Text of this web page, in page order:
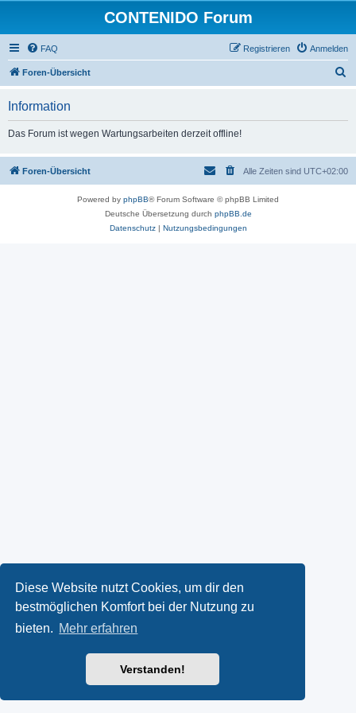
Diese Website nutzt Cookies, um dir den
bestmöglichen Komfort bei der Nutzung zu
bieten. Mehr erfahren
Verstanden!
CONTENIDO Forum
FAQ Anmelden
Registrieren
Foren-Übersicht
Information
Das Forum ist wegen Wartungsarbeiten derzeit offline!
Foren-Übersicht Alle Zeiten sind UTC+02:00
Powered by phpBB® Forum Software © phpBB Limited
Deutsche Übersetzung durch phpBB.de
Datenschutz| Nutzungsbedingungen